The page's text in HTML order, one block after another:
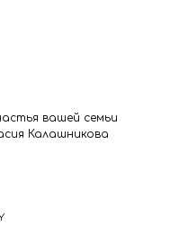
вашей семьи
Калашникова